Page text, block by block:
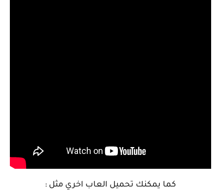
كما يمكنك تحميل العاب اخري مثل :